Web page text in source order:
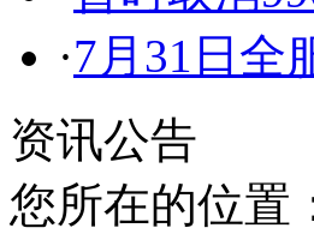
·7月31日全
资讯公告
您所在的位置